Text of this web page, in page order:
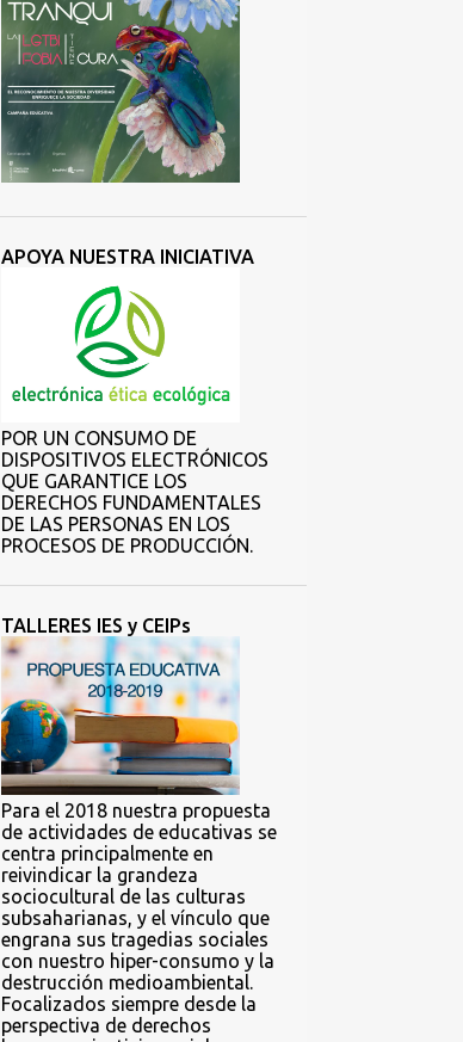
APOYA NUESTRA INICIATIVA
POR UN CONSUMO DE
DISPOSITIVOS ELECTRÓNICOS
QUE GARANTICE LOS
DERECHOS FUNDAMENTALES
DE LAS PERSONAS EN LOS
PROCESOS DE PRODUCCIÓN.
TALLERES IES y CEIPs
Para el 2018 nuestra propuesta
de actividades de educativas se
centra principalmente en
reivindicar la grandeza
sociocultural de las culturas
subsaharianas, y el vínculo que
engrana sus tragedias sociales
con nuestro hiper-consumo y la
destrucción medioambiental.
Focalizados siempre desde la
perspectiva de derechos